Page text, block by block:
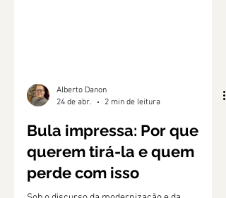
Alberto Danon
24 de abr.
2 min de leitura
Bula impressa: Por que
querem tirá-la e quem